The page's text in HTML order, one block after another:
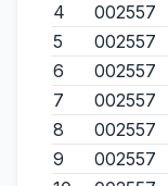
4
002557
5
002557
6
002557
7
002557
8
002557
9
002557